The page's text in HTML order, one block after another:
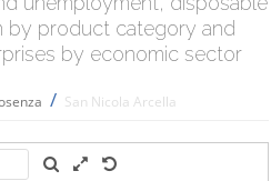
by product category and
by economic sector
/ San Nicola Arcella